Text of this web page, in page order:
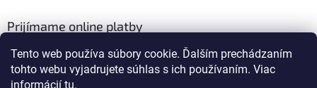
Tento web používa súbory cookie. Ďalším prechádzaním
tohto webu vyjadrujete súhlas s ich používaním. Viac
informácií tu.
Prijímame online platby